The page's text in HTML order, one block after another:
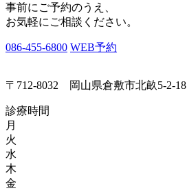
事前にご予約のうえ、
お気軽にご相談ください。
086-455-6800 WEB予約
〒712-8032 岡山県倉敷市北畝5-2-18
診療時間
月
火
水
木
金